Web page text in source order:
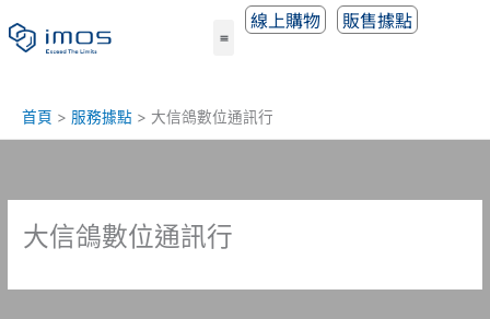
至
線上購物 販售據點
首頁 服務據點 大信鴿數位通訊行
大信鴿數位通訊行